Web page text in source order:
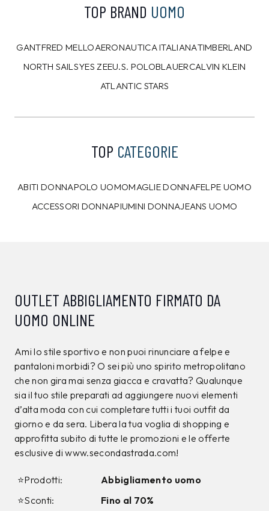
TOP BRAND UOMO
GANTFRED MELLOAERONAUTICA ITALIANATIMBERLAND
NORTH SAILSYES ZEEU.S. POLOBLAUERCALVIN KLEIN
ATLANTIC STARS
TOP CATEGORIE
ABITI DONNAPOLO UOMOMAGLIE DONNAFELPE UOMO
ACCESSORI DONNAPIUMINI DONNAJEANS UOMO
OUTLET ABBIGLIAMENTO FIRMATO DA
UOMO ONLINE
Ami lo stile sportivo e non puoi rinunciare a felpe e
pantaloni morbidi? O sei più uno spirito metropolitano
che non gira mai senza giacca e cravatta? Qualunque
sia il tuo stile preparati ad aggiungere nuovi elementi
d’alta moda con cui completare tutti i tuoi outfit da
giorno e da sera. Libera la tua voglia di shopping e
approfitta subito di tutte le promozioni e le offerte
esclusive di www.secondastrada.com!
⭐Prodotti:
Abbigliamento uomo
⭐Sconti:
Fino al 70%